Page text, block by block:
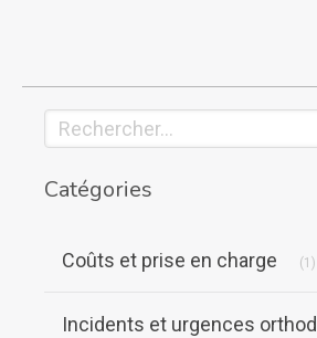
Rechercher
Catégories
Coûts et prise en charge (1)
Incidents et urgences